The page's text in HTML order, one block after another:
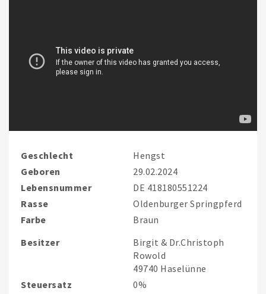
Geschlecht
Hengst
Geboren
29.02.2024
Lebensnummer
DE 418180551224
Rasse
Oldenburger Springpferd
Farbe
Braun
Besitzer
Birgit & Dr.Christoph
Rowold
49740 Haselünne
Steuersatz
0%